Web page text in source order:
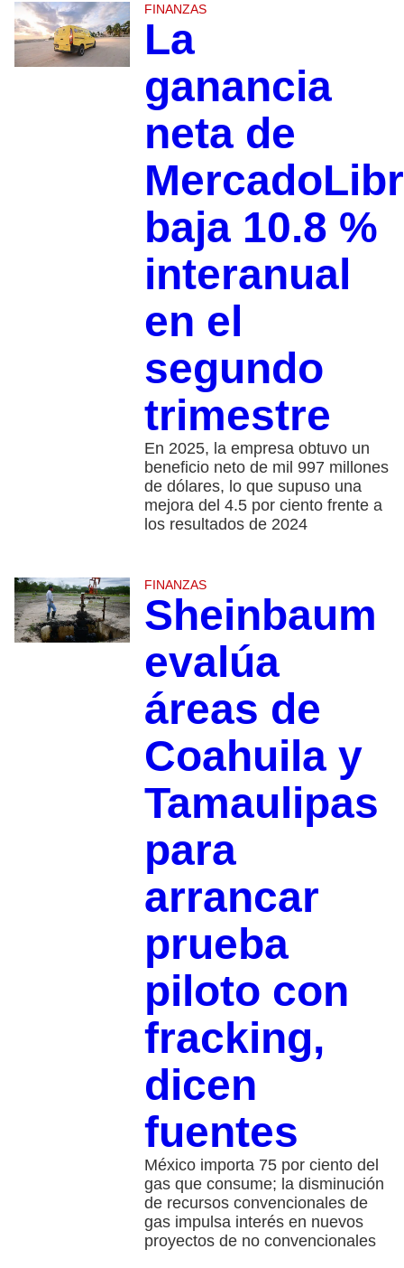
FINANZAS
La
ganancia
neta de
baja 10.8 %
interanual
en el
segundo
trimestre
En 2025, la empresa obtuvo un
beneficio neto de mil 997 millones
de dólares, lo que supuso una
mejora del 4.5 por ciento frente a
los resultados de 2024
FINANZAS
Sheinbaum
evalúa
áreas de
Coahuila y
Tamaulipas
para
arrancar
prueba
piloto con
fracking,
dicen
fuentes
México importa 75 por ciento del
gas que consume; la disminución
de recursos convencionales de
gas impulsa interés en nuevos
proyectos de no convencionales